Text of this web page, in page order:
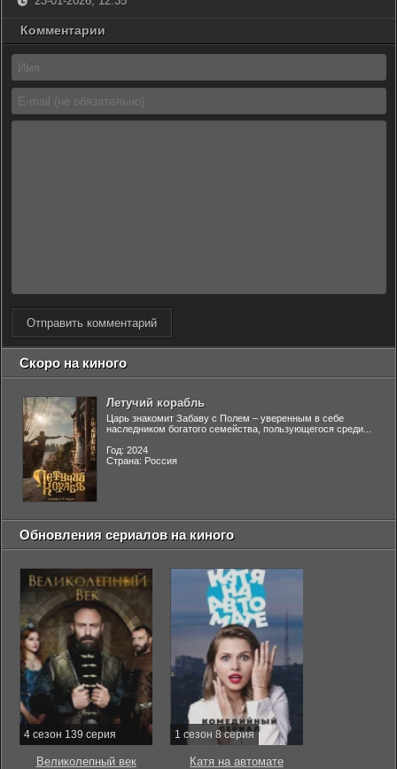
Комментарии
Отправить комментарий
Скоро на киного
Летучий корабль
Царь знакомит Забаву с Полем – уверенным в себе
наследником богатого семейства, пользующегося среди...
Год: 2024
Страна: Россия
Обновления сериалов на киного
4 сезон 139 серия
Великолепный век
1 сезон 8 серия
Катя на автомате